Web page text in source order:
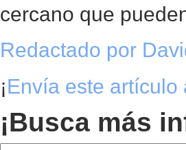
cercano que
Redactado por
¡Envía este artículo
¡Busca más